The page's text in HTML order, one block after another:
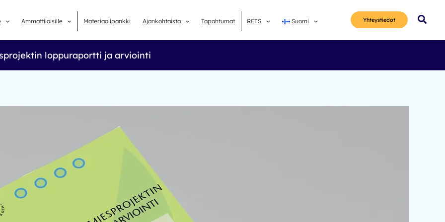
Ammattilaisille Materiaalipankki Ajankohtaista Tapahtumat RETS Suomi Yhteys­tiedot Hae
loppuraportti ja arviointi